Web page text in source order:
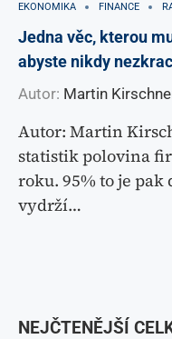
EKONOMIKA FINANCE
Jedna věc, kterou
abyste nikdy
Autor: Martin
Autor: Martin
statistik polovina
roku. 95% to je
vydrží…
NEJČTENĚJŠÍ